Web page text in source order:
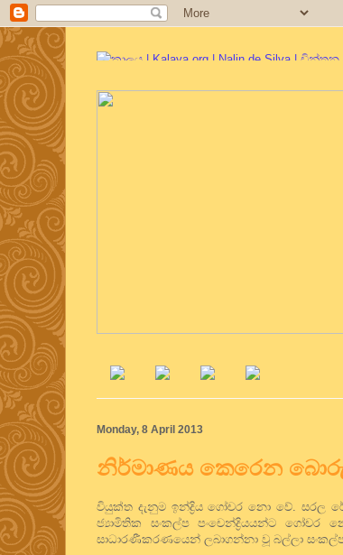
Monday, 8 April 2013
නිර්මාණය කෙරෙන
වියුක්ත දැනුම ඉන්ද්‍රිය ගෝචර නො වේ. සරල
ජ්‍යාමිතික සංකල්ප පංචෙන්ද්‍රියයන්ට
සාධාරණීකරණයෙන් ලබාගන්නා වූ බල්ලා